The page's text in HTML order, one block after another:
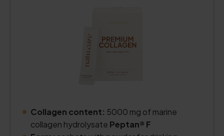
Collagen content: 5000 mg of marine
collagen hydrolysate Peptan® F